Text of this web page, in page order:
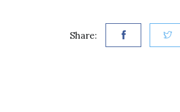
Share: